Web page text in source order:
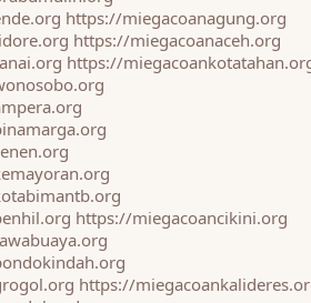
https://miegacoanagung.org
https://miegacoanaceh.org
https://
https://miegacoancikini.org
https://